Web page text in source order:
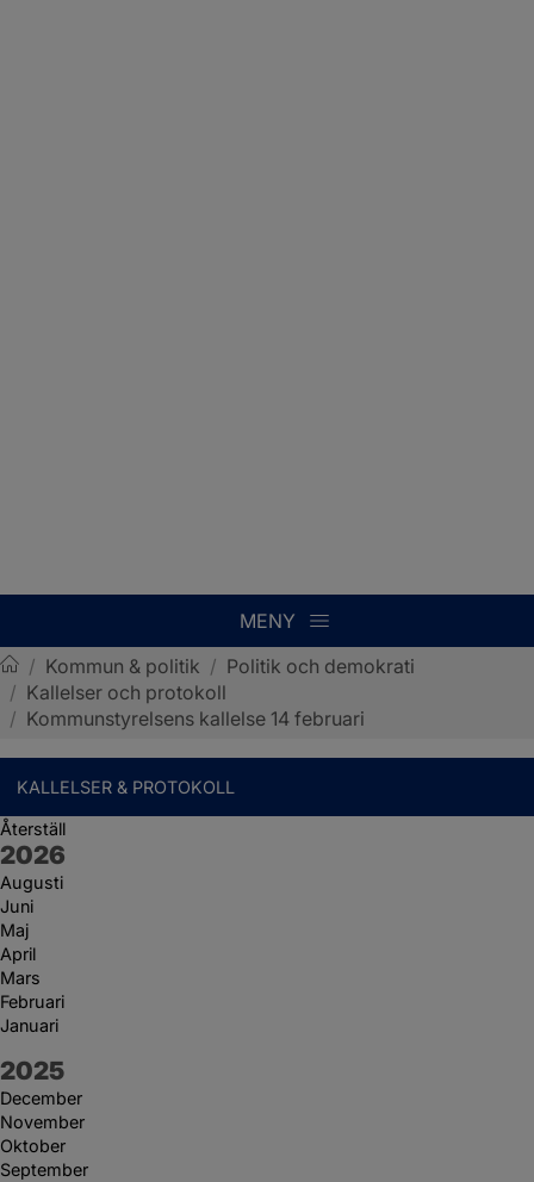
MENY
Sotenäs kommun
/ Kommun & politik / Politik och demokrati
/ Kallelser och protokoll
/ Kommunstyrelsens kallelse 14 februari
KALLELSER & PROTOKOLL
Återställ
År:
2026
Augusti
Juni
Maj
April
Mars
Februari
Januari
År:
2025
December
November
Oktober
September